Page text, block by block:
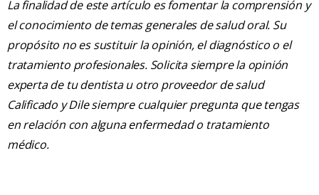
La finalidad de este artículo es fomentar la comprensión y
el conocimiento de temas generales de salud oral. Su
propósito no es sustituir la opinión, el diagnóstico o el
tratamiento profesionales. Solicita siempre la opinión
experta de tu dentista u otro proveedor de salud
Calificado y Dile siempre cualquier pregunta que tengas
en relación con alguna enfermedad o tratamiento
médico.